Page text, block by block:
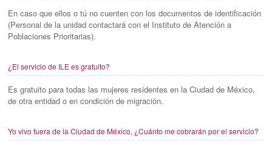
En caso que ellos o tú no cuenten con los documentos de identificación
(Personal de la unidad contactará con el Instituto de Atención a
Poblaciones Prioritarias).
¿El servicio de ILE es gratuito?
Es gratuito para todas las mujeres residentes en la Ciudad de México,
de otra entidad o en condición de migración.
Yo vivo fuera de la Ciudad de México, ¿Cuánto me cobrarán por el servicio?